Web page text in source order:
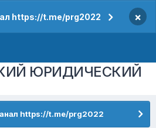
https://t.me/prg2022 ×
ЮРИДИЧЕСКИЙ
https://t.me/prg2022